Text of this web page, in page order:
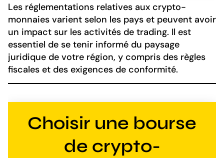
Les réglementations relatives aux crypto-
monnaies varient selon les pays et peuvent avoir
un impact sur les activités de trading. Il est
essentiel de se tenir informé du paysage
juridique de votre région, y compris des règles
fiscales et des exigences de conformité.
Choisir une bourse
de crypto-